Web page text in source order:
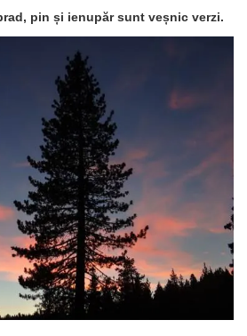
pin și ienupăr sunt veșnic verzi.